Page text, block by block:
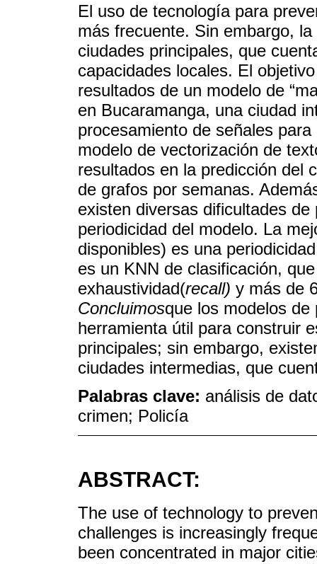
El uso de tecnología para
más frecuente. Sin embargo,
ciudades principales, que
capacidades locales. El
resultados de un modelo de
en Bucaramanga, una ciudad
procesamiento de señales
modelo de vectorización de
resultados en la predicción del
de grafos por semanas.
existen diversas dificultades
periodicidad del modelo. La
disponibles) es una
es un KNN de clasificación,
exhaustividad(recall) y más de
Concluimosque los modelos
herramienta útil para construir
principales; sin embargo,
ciudades intermedias, que
Palabras clave: análisis de
crimen; Policía
ABSTRACT:
The use of technology to
challenges is increasingly
been concentrated in major